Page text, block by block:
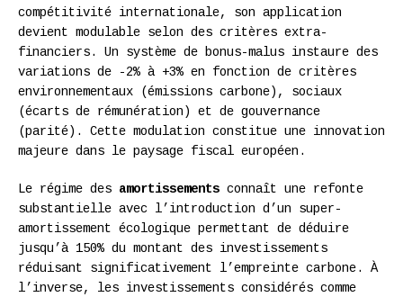
compétitivité internationale, son application
devient modulable selon des critères extra-
financiers. Un système de bonus-malus instaure des
variations de -2% à +3% en fonction de critères
environnementaux (émissions carbone), sociaux
(écarts de rémunération) et de gouvernance
(parité). Cette modulation constitue une innovation
majeure dans le paysage fiscal européen.
Le régime des amortissements connaît une refonte
substantielle avec l’introduction d’un super-
amortissement écologique permettant de déduire
jusqu’à 150% du montant des investissements
réduisant significativement l’empreinte carbone. À
l’inverse, les investissements considérés comme